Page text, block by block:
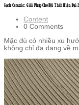
Gạch Ceramic: Giải Pháp Cho Nội Thất Hiện Đại
Content
0 Comments
Mặc dù có nhiều xu
không chỉ đa dạng về